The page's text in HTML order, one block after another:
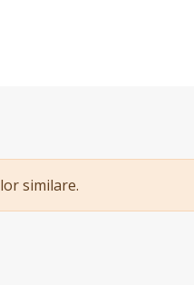
similare.